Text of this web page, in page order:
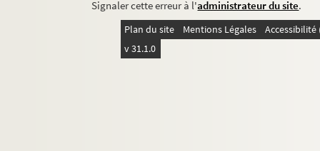
Signaler cette erreur à l'administrateur du site.
Plan du site Mentions Légales
v 31.1.0